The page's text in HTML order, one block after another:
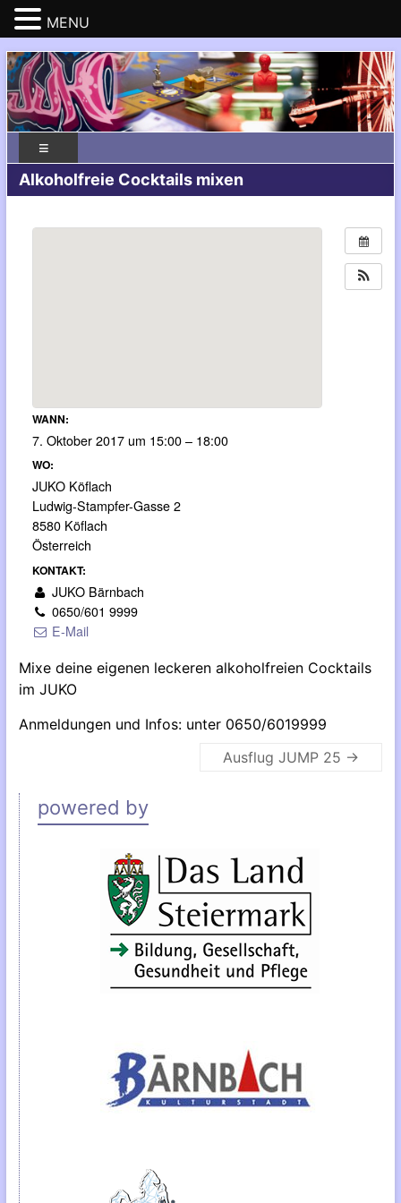
Alkoholfreie Cocktails mixen
WANN:
7. Oktober 2017 um 15:00 – 18:00
WO:
JUKO Köflach
Ludwig-Stampfer-Gasse 2
8580 Köflach
Österreich
KONTAKT:
JUKO Bärnbach
0650/601 9999
E-Mail
Mixe deine eigenen leckeren alkoholfreien Cocktails
im JUKO
Anmeldungen und Infos: unter 0650/6019999
Ausflug JUMP 25 →
powered by
MENU